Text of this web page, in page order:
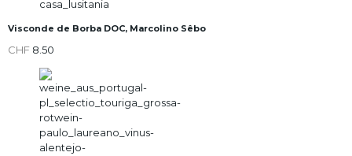
Visconde de Borba DOC, Marcolino Sêbo
CHF 8.50